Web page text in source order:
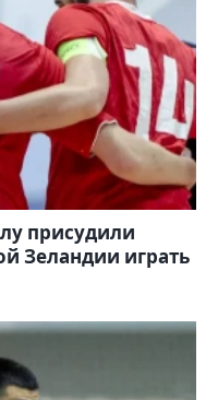
присудили
Зеландии играть